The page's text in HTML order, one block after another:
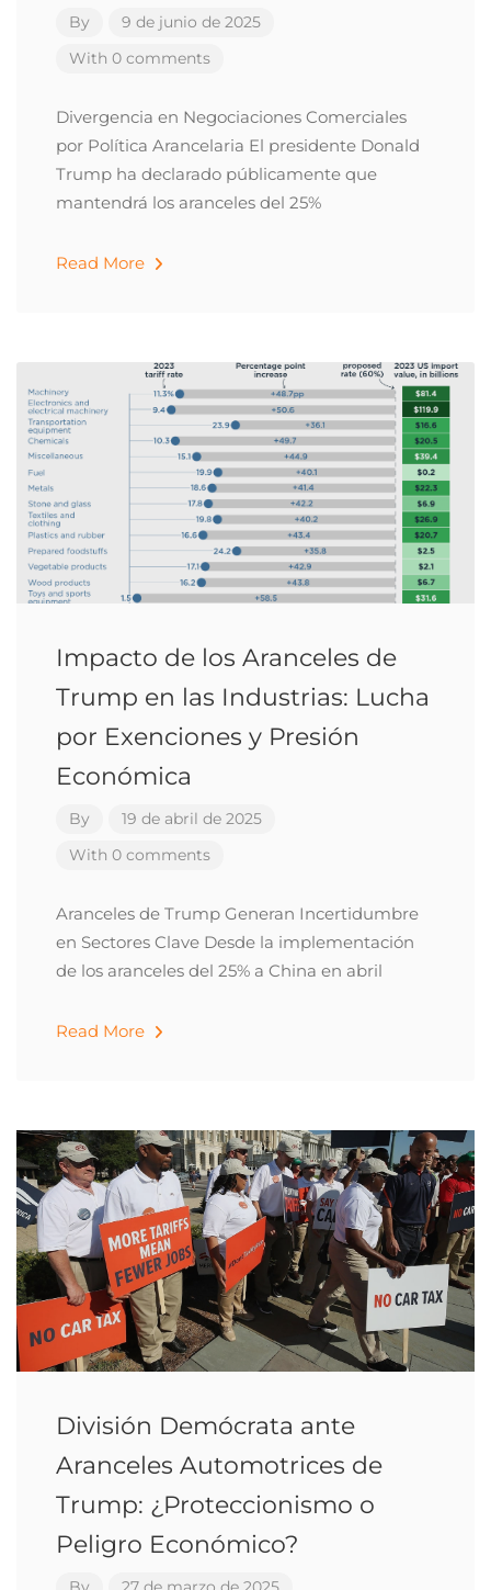
By
9 de junio de 2025
With 0 comments
Divergencia en Negociaciones Comerciales
por Política Arancelaria El presidente Donald
Trump ha declarado públicamente que
mantendrá los aranceles del 25%
Read More
Impacto de los Aranceles de
Trump en las Industrias: Lucha
por Exenciones y Presión
Económica
By
19 de abril de 2025
With 0 comments
Aranceles de Trump Generan Incertidumbre
en Sectores Clave Desde la implementación
de los aranceles del 25% a China en abril
Read More
División Demócrata ante
Aranceles Automotrices de
Trump: ¿Proteccionismo o
Peligro Económico?